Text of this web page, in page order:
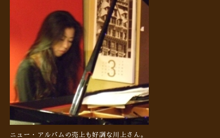
ニュー・アルバムの売上も好調な川上さん。